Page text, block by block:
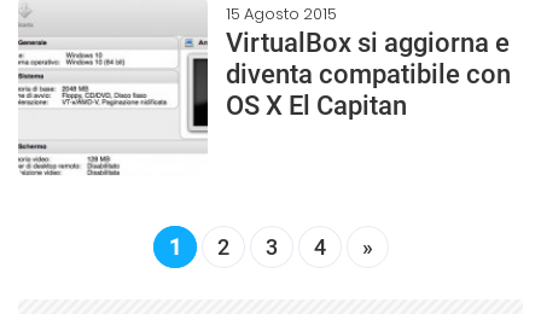
15 Agosto 2015
VirtualBox si aggiorna e
diventa compatibile con
OS X El Capitan
1 2 3 4 »